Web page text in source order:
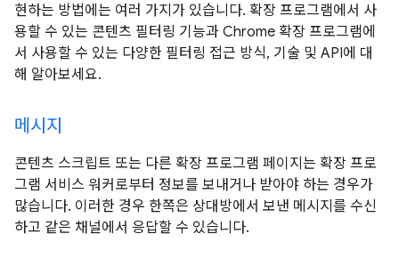
현하는 방법에는 여러 가지가 있습니다. 확장 프로그램에서 사
용할 수 있는 콘텐츠 필터링 기능과 Chrome 확장 프로그램에
서 사용할 수 있는 다양한 필터링 접근 방식, 기술 및 API에 대
해 알아보세요.
메시지
콘텐츠 스크립트 또는 다른 확장 프로그램 페이지는 확장 프로
그램 서비스 워커로부터 정보를 보내거나 받아야 하는 경우가
많습니다. 이러한 경우 한쪽은 상대방에서 보낸 메시지를 수신
하고 같은 채널에서 응답할 수 있습니다.